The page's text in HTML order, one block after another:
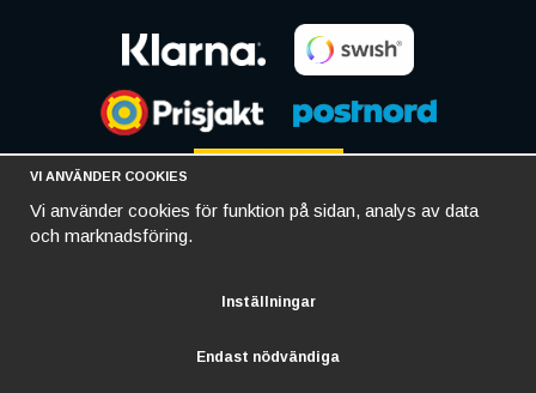
VI ANVÄNDER COOKIES
Vi använder cookies för funktion på sidan, analys av data
och marknadsföring.
Inställningar
Endast nödvändiga